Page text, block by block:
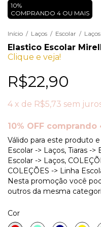
10%
COMPRANDO 4 OU MAIS
Início / Laços / Escolar / Laços
Elastico Escolar
Clique e veja!
R$22,90
4 x de R$5,73 sem
10% OFF
Válido para este produto
Escolar -> Laços, Tiaras ->
Escolar -> Laços,
COLEÇÕES -> Linha
Nesta promoção você
outros da mesma
Cor